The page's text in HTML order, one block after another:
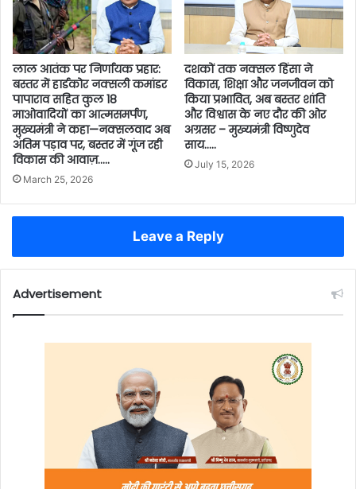
लाल आतंक पर निर्णायक प्रहार:
बस्तर में हार्डकोर नक्सली कमांडर
पापाराव सहित कुल 18
माओवादियों का आत्मसमर्पण,
मुख्यमंत्री ने कहा—नक्सलवाद अब
अंतिम पड़ाव पर, बस्तर में गूंज रही
विकास की आवाज़…..
March 25, 2026
दशकों तक नक्सल हिंसा ने
विकास, शिक्षा और जनजीवन को
किया प्रभावित, अब बस्तर शांति
और विश्वास के नए दौर की ओर
अग्रसर – मुख्यमंत्री विष्णुदेव
साय…..
July 15, 2026
Leave a Reply
Advertisement